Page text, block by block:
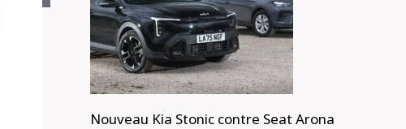
Nouveau Kia Stonic contre Seat Arona